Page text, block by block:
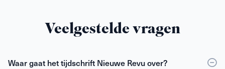
Veelgestelde vragen
Waar gaat het tijdschrift Nieuwe Revu over?